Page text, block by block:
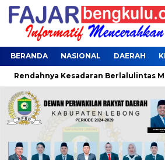
BERANDA NASIONAL DAERAH
Rendahnya Kesadaran Berlalulintas